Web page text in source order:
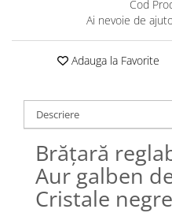
Lănțișoare cu Semilună
Lănțișoare cu Zodii
Lănțișoare cu Animale
Lănțișoare cu Molecule
Lănțișoare Argint Diverse
COLIERE CU PERLE
Coliere cu Perle Naturale
Coliere cu Perle Preciosa
COLIERE ȘNUR REGLABIL
Cod
Ai nevoie de
Adauga la Favorite
Descriere
Brățară
Aur galben
Cristale